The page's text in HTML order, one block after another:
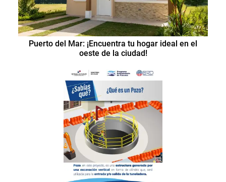
Puerto del Mar: ¡Encuentra tu hogar ideal en el
oeste de la ciudad!